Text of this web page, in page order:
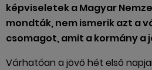
képviseletek a Magyar
mondták, nem ismerik azt a
csomagot, amit a kormány
Várhatóan a jövő hét első